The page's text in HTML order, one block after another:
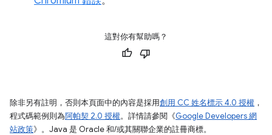
這對你有幫助嗎？
除非另有註明，否則本頁面中的內容是採用創用 CC 姓名標示 4.0 授權 ，
程式碼範例則為阿帕契 2.0 授權。詳情請參閱《Google Developers 網
站政策》。Java 是 Oracle 和/或其關聯企業的註冊商標。